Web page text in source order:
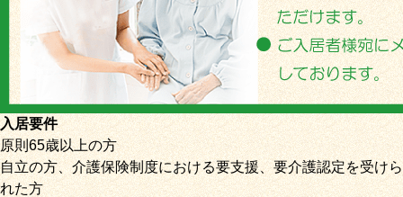
入居要件
原則65歳以上の方
自立の方、介護保険制度における要支援、要介護認定を受けら
れた方